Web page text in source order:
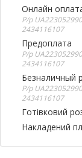
Онлайн
Р/р
2434116107
Предоплата
Р/р
2434116107
Безналичный
Р/р
2434116107
Готівковий
Накладений